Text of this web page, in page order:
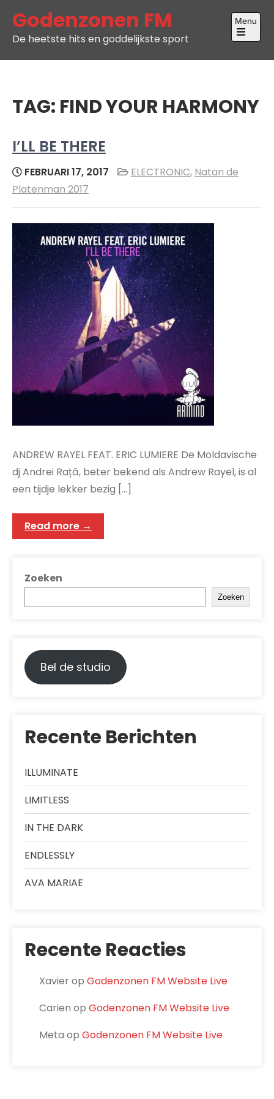
content
Godenzonen FM
De heetste hits en goddelijkste sport
Menu
Open
main
TAG: FIND YOUR HARMONY
I’LL BE THERE
FEBRUARI 17, 2017 ELECTRONIC, Natan de
Platenman 2017
ANDREW RAYEL FEAT. ERIC LUMIERE De Moldavische
dj Andrei Rață, beter bekend als Andrew Rayel, is al
een tijdje lekker bezig […]
Read more →
Zoeken
Zoeken
Bel de studio
Recente Berichten
ILLUMINATE
LIMITLESS
IN THE DARK
ENDLESSLY
AVA MARIAE
Recente Reacties
Xavierop Godenzonen FM Website Live
Carien op Godenzonen FM Website Live
Meta op Godenzonen FM Website Live